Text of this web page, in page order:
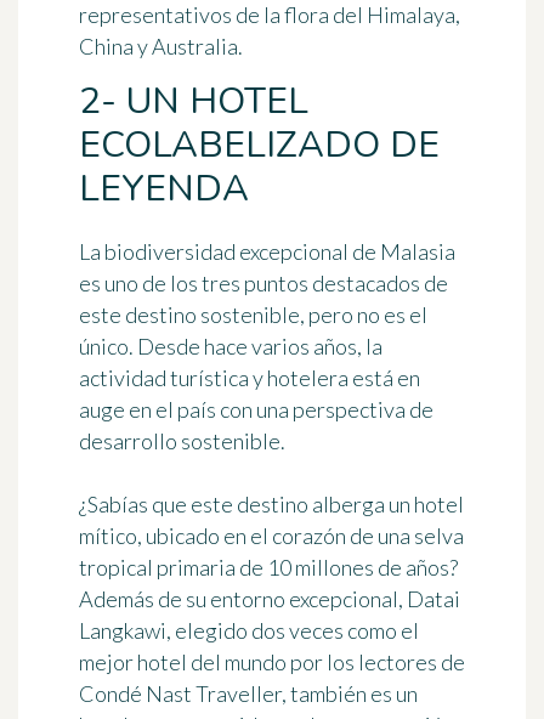
representativos de la flora del Himalaya,
China y Australia.
2- UN HOTEL
ECOLABELIZADO DE
LEYENDA
La biodiversidad excepcional de Malasia
es uno de los tres puntos destacados de
este destino sostenible, pero no es el
único. Desde hace varios años, la
actividad turística y hotelera está en
auge en el país con una perspectiva de
desarrollo sostenible.
¿Sabías que este destino alberga un hotel
mítico, ubicado en el corazón de una selva
tropical primaria de 10 millones de años?
Además de su entorno excepcional, Datai
Langkawi, elegido dos veces como el
mejor hotel del mundo por los lectores de
Condé Nast Traveller, también es un